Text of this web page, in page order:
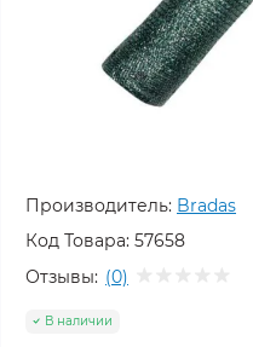
Производитель: Bradas
Код Товара: 57658
Отзывы: (0)
В наличии